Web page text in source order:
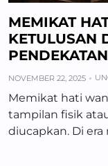
MEMIKAT
KETULUSAN
NOVEMBER 22, 2025
Memikat hati
tampilan fisik
diucapkan. Di